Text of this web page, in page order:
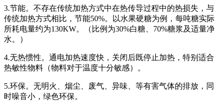
3.节能。不存在传统加热方式中在热传导过程中的热损失，与
传统加热方式相比，节能50%。以水果硬糖为例，每吨糖实际
所耗电量约为130KW。（比例为30%白糖、70%糖浆及适量净
水。）
4.无热惯性。通电加热速度快，关闭后既停止加热，特别适合
热敏性物料（物料对于温度十分敏感）。
5.环保。无明火、烟尘、废气、异味、等有害气体的排放，同
时噪音小，绿色环保。